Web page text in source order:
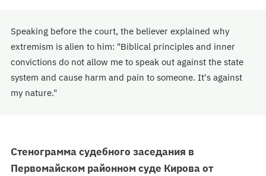
Speaking before the court, the believer explained why
extremism is alien to him: "Biblical principles and inner
convictions do not allow me to speak out against the state
system and cause harm and pain to someone. It's against
my nature."
Стенограмма судебного заседания в
Первомайском районном суде Кирова от